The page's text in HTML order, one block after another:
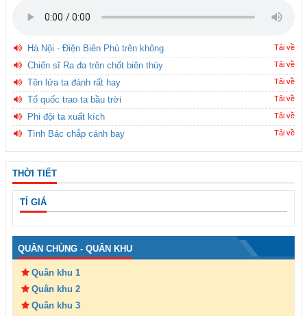
Hà Nội - Điện Biên Phủ trên không Tải về
Chiến sĩ Ra đa trên chốt biên thùy Tải về
Tên lửa ta đánh rất hay Tải về
Tổ quốc trao ta bầu trời Tải về
Phi đội ta xuất kích Tải về
Tình Bác chắp cánh bay Tải về
THỜI TIẾT
TỈ GIÁ
QUÂN CHỦNG - QUÂN KHU
Quân khu 1
Quân khu 2
Quân khu 3